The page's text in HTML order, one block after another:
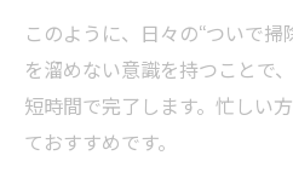
効果的な洗浄なら時短
時短を叶える洗浄
このように、日々の“ついで
を溜めない意識を持つことで
短時間で完了します。忙しい
ておすすめです。